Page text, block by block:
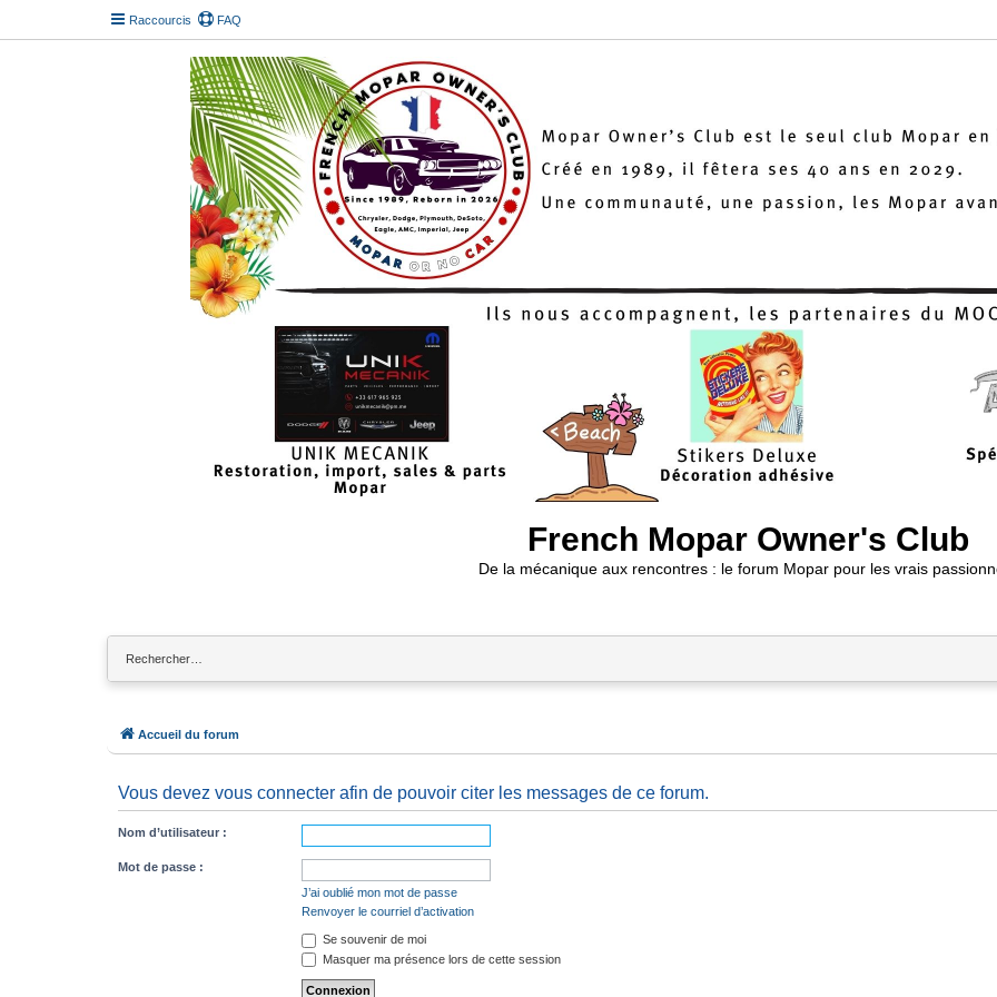
Raccourcis FAQ
French Mopar Owner's Club
De la mécanique aux rencontres : le forum Mopar pour les vrais
Accueil du forum
Vous devez vous connecter afin de pouvoir citer les messages de ce forum.
Nom d’utilisateur :
Mot de passe :
J’ai oublié mon mot de passe
Renvoyer le courriel d’activation
Se souvenir de moi
Masquer ma présence lors de cette session